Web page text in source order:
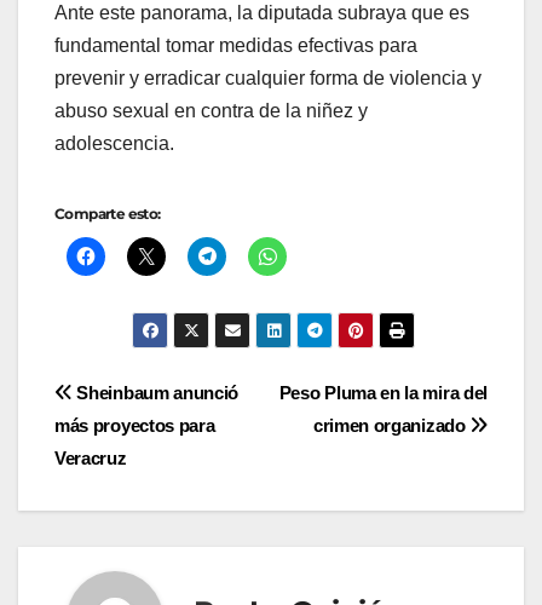
Ante este panorama, la diputada subraya que es
fundamental tomar medidas efectivas para
prevenir y erradicar cualquier forma de violencia y
abuso sexual en contra de la niñez y
adolescencia.
Comparte esto:
Navegación
de
entradas
Peso Pluma en la mira del
crimen organizado
Sheinbaum anunció
más proyectos para
Veracruz